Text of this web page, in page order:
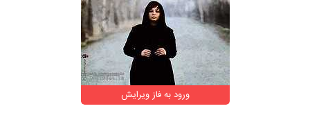
ورود به فاز ویرایش